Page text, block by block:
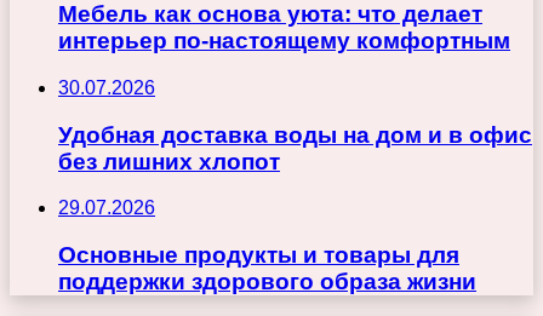
Мебель как основа уюта: что делает
интерьер по-настоящему комфортным
30.07.2026
Удобная доставка воды на дом и в офис
без лишних хлопот
29.07.2026
Основные продукты и товары для
поддержки здорового образа жизни